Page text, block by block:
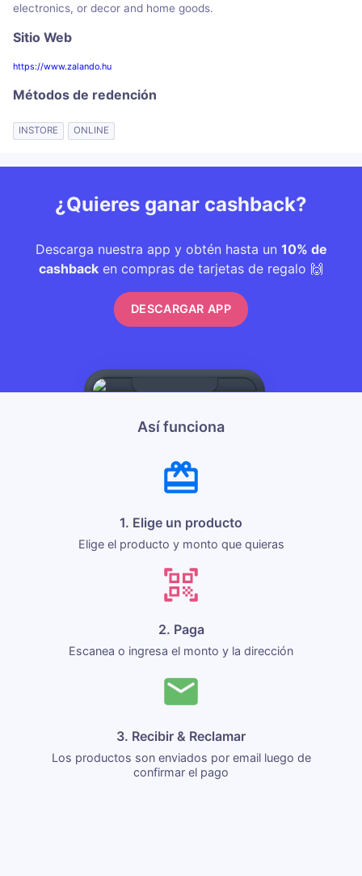
electronics, or decor and home goods.
Sitio Web
https://www.zalando.hu
Métodos de redención
INSTORE ONLINE
¿Quieres ganar cashback?
Descarga nuestra app y obtén hasta un 10% de
cashback en compras de tarjetas de regalo 🙌
DESCARGAR APP
Así funciona
1. Elige un producto
Elige el producto y monto que quieras
2. Paga
Escanea o ingresa el monto y la dirección
3. Recibir & Reclamar
Los productos son enviados por email luego de
confirmar el pago